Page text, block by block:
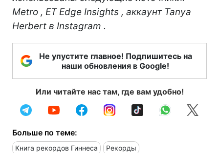
Metro , ET Edge Insights , аккаунт Tanya
Herbert в Instagram .
Не упустите главное! Подпишитесь на
наши обновления в Google!
Или читайте нас там, где вам удобно!
Больше по теме:
Книга рекордов Гиннеса Рекорды